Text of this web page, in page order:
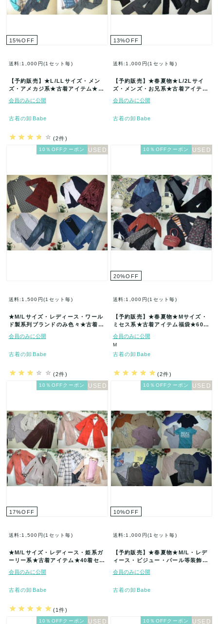
15%OFF
送料:1,000円(1セット毎)
【予約販売】★L/LLサイズ・メン
ズ・アメカジ系★古着アイテム★50
★…
会員のみに公開
古着の卸Babe
(2件)
13%OFF
送料:1,000円(1セット毎)
【予約販売】★春夏物★L/2Lサイ
ズ・メンズ・お兄系★古着アイテム
★…
会員のみに公開
古着の卸Babe
10％OFFクーポン
送料:1,500円(1セット毎)
★M/Lサイズ・レディース・ワール
ド製系列ブランドのみ色々★古着ア
ブ…
会員のみに公開
古着の卸Babe
(2件)
10％OFFクーポン
20%OFF
送料:1,000円(1セット毎)
【予約販売】★春夏物★Mサイズ・
ミセス系★古着アイテム福袋★60着
ル…
会員のみに公開
M
古着の卸Babe
(2件)
10％OFFクーポン
17%OFF
送料:1,500円(1セット毎)
★M/Lサイズ・レディース・姫系ガ
ーリー系★古着アイテム★40着セッ
ル…
会員のみに公開
古着の卸Babe
(1件)
10％OFFクーポン
10%OFF
送料:1,000円(1セット毎)
【予約販売】★春夏物★M/L・レデ
ィース・ビジュー・パール等装飾品
ト…
会員のみに公開
古着の卸Babe
10％OFFクーポン 10％OFFクーポン